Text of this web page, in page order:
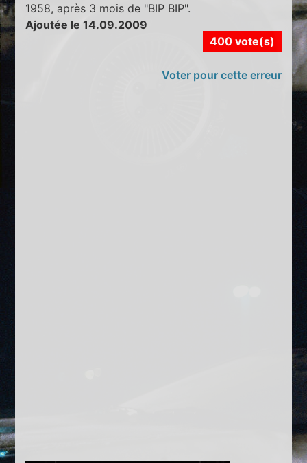
1958, après 3 mois de "BIP BIP".
Ajoutée le 14.09.2009
400 vote(s)
Voter pour cette erreur